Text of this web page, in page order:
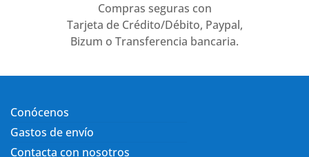
Compras seguras con
Tarjeta de Crédito/Débito, Paypal,
Bizum o Transferencia bancaria.
Conócenos
Gastos de envío
Contacta con nosotros